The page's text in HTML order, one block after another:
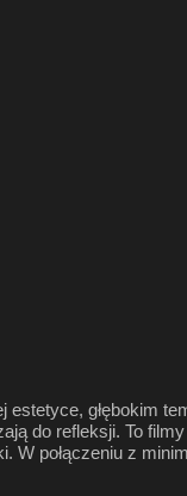
głębokim
do refleksji. To
połączeniu z